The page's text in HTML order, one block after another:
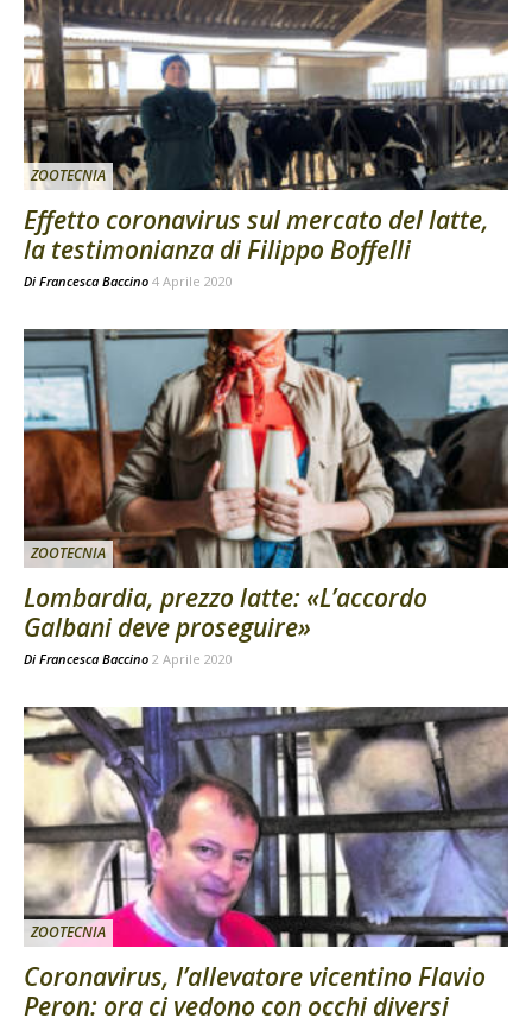
ZOOTECNIA
Effetto coronavirus sul mercato del latte,
la testimonianza di Filippo Boffelli
Di Francesca Baccino 4 Aprile 2020
ZOOTECNIA
Lombardia, prezzo latte: «L’accordo
Galbani deve proseguire»
Di Francesca Baccino 2 Aprile 2020
ZOOTECNIA
Coronavirus, l’allevatore vicentino Flavio
Peron: ora ci vedono con occhi diversi